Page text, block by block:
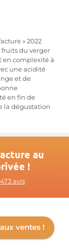
» 2022
fruits du verger
complexité à
une acidité
et de
en fin de
la dégustation
au
!
avis
ventes !